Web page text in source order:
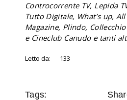
Controcorrente TV, Lepida
Tutto Digitale, What’s up,
Magazine, Plindo,
e Cineclub Canudo e tanti
Letto da: 133
Tags: